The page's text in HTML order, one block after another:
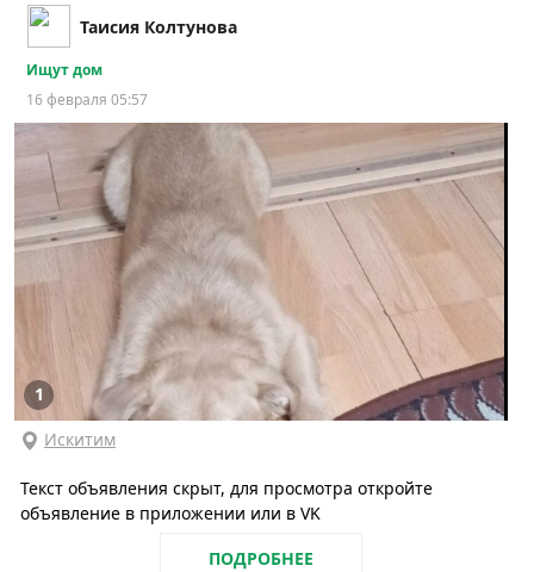
Таисия Колтунова
Ищут дом
16 февраля 05:57
1
Искитим
Текст объявления скрыт, для просмотра откройте
объявление в приложении или в VK
ПОДРОБНЕЕ